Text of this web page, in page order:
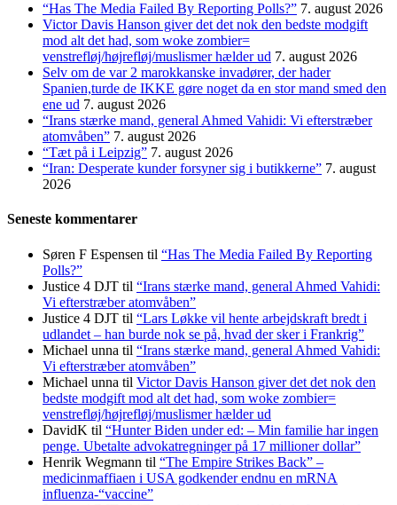
“Has The Media Failed By Reporting Polls?” 7. august 2026
Victor Davis Hanson giver det det nok den bedste modgift
mod alt det had, som woke zombier=
venstrefløj/højrefløj/muslismer hælder ud 7. august 2026
Selv om de var 2 marokkanske invadører, der hader
Spanien,turde de IKKE gøre noget da en stor mand smed den
ene ud 7. august 2026
“Irans stærke mand, general Ahmed Vahidi: Vi efterstræber
atomvåben” 7. august 2026
“Tæt på i Leipzig” 7. august 2026
“Iran: Desperate kunder forsyner sig i butikkerne” 7. august
2026
Seneste kommentarer
Søren F Espensen til “Has The Media Failed By Reporting
Polls?”
Justice 4 DJT til “Irans stærke mand, general Ahmed Vahidi:
Vi efterstræber atomvåben”
Justice 4 DJT til “Lars Løkke vil hente arbejdskraft bredt i
udlandet – han burde nok se på, hvad der sker i Frankrig”
Michael unna til “Irans stærke mand, general Ahmed Vahidi:
Vi efterstræber atomvåben”
Michael unna til Victor Davis Hanson giver det det nok den
bedste modgift mod alt det had, som woke zombier=
venstrefløj/højrefløj/muslismer hælder ud
DavidK til “Hunter Biden under ed: – Min familie har ingen
penge. Ubetalte advokat­regninger på 17 millioner dollar”
Henrik Wegmann til “The Empire Strikes Back” –
medicinmaffiaen i USA godkender endnu en mRNA
influenza-“vaccine”